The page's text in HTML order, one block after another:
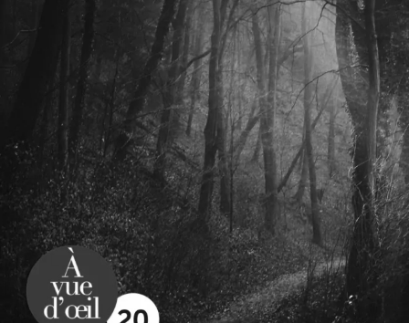
Trois jours et une vie
Pierre Lemaitre